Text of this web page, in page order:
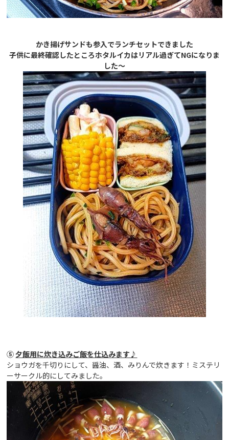
かき揚げサンドも参入でランチセットできました
子供に最終確認したところホタルイカはリアル過ぎてNGになりま
した～
⑤夕飯用に炊き込みご飯を仕込みます♪
ショウガを千切りにして、醤油、酒、みりんで炊きます！ミステリ
ーサークル的にしてみました。